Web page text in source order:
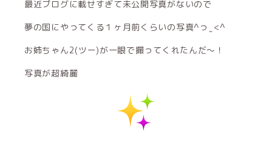
最近ブログに載せすぎて未公開写真がないので
夢の国にやってくる１ヶ月前くらいの写真^っ ̫ <^
お姉ちゃん2(ツー)が一眼で撮ってくれたんだ〜！
写真が超綺麗